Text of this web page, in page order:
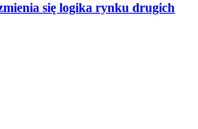
się logika rynku drugich